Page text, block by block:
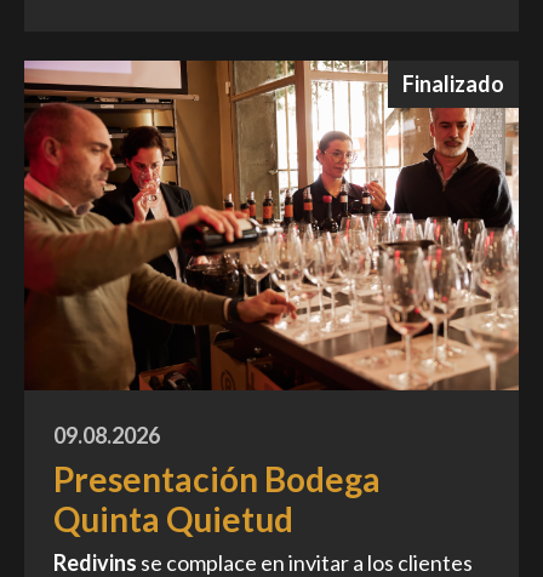
Finalizado
09.08.2026
Presentación Bodega
Quinta Quietud
Redivins se complace en invitar a los clientes